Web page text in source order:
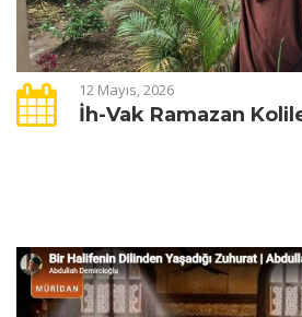
12 Mayıs, 2026
İh-Vak Ramazan